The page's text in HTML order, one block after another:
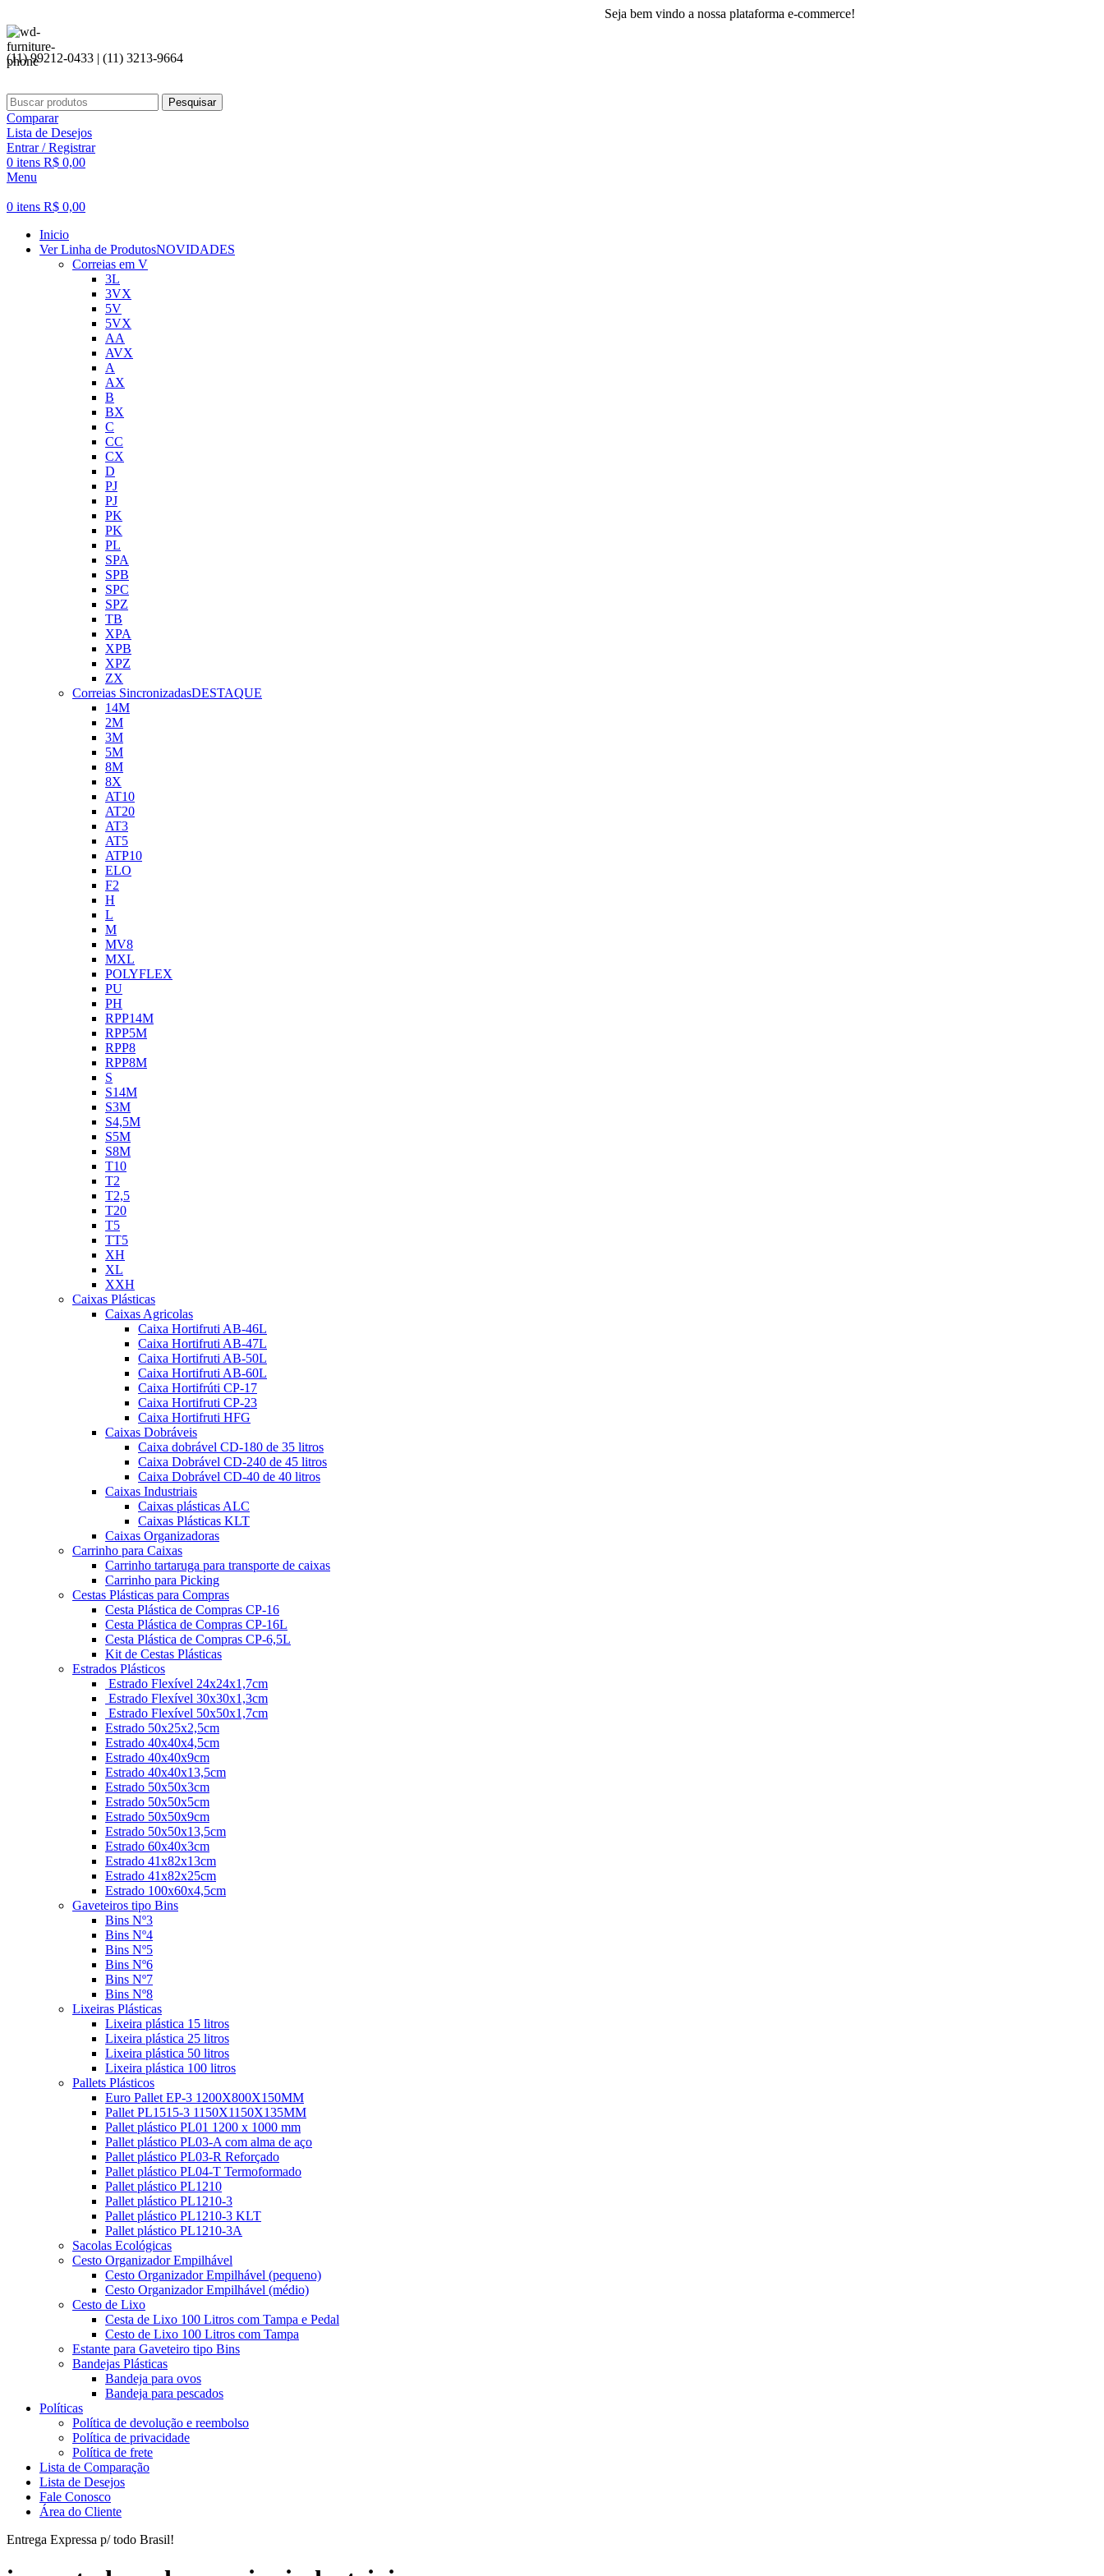
Seja bem vindo a nossa plataforma e-commerce!
(11) 99212-0433 | (11) 3213-9664
Pesquisar
Comparar
Lista de Desejos
Entrar / Registrar
0 itens R$ 0,00
Menu
0 itens R$ 0,00
Inicio
Ver Linha de ProdutosNOVIDADES
Correias em V
3L
3VX
5V
5VX
AA
AVX
A
AX
B
BX
C
CC
CX
D
PJ
PJ
PK
PK
PL
SPA
SPB
SPC
SPZ
TB
XPA
XPB
XPZ
ZX
Correias SincronizadasDESTAQUE
14M
2M
3M
5M
8M
8X
AT10
AT20
AT3
AT5
ATP10
ELO
F2
H
L
M
MV8
MXL
POLYFLEX
PU
PH
RPP14M
RPP5M
RPP8
RPP8M
S
S14M
S3M
S4,5M
S5M
S8M
T10
T2
T2,5
T20
T5
TT5
XH
XL
XXH
Caixas Plásticas
Caixas Agricolas
Caixa Hortifruti AB-46L
Caixa Hortifruti AB-47L
Caixa Hortifruti AB-50L
Caixa Hortifruti AB-60L
Caixa Hortifrúti CP-17
Caixa Hortifruti CP-23
Caixa Hortifruti HFG
Caixas Dobráveis
Caixa dobrável CD-180 de 35 litros
Caixa Dobrável CD-240 de 45 litros
Caixa Dobrável CD-40 de 40 litros
Caixas Industriais
Caixas plásticas ALC
Caixas Plásticas KLT
Caixas Organizadoras
Carrinho para Caixas
Carrinho tartaruga para transporte de caixas
Carrinho para Picking
Cestas Plásticas para Compras
Cesta Plástica de Compras CP-16
Cesta Plástica de Compras CP-16L
Cesta Plástica de Compras CP-6,5L
Kit de Cestas Plásticas
Estrados Plásticos
Estrado Flexível 24x24x1,7cm
Estrado Flexível 30x30x1,3cm
Estrado Flexível 50x50x1,7cm
Estrado 50x25x2,5cm
Estrado 40x40x4,5cm
Estrado 40x40x9cm
Estrado 40x40x13,5cm
Estrado 50x50x3cm
Estrado 50x50x5cm
Estrado 50x50x9cm
Estrado 50x50x13,5cm
Estrado 60x40x3cm
Estrado 41x82x13cm
Estrado 41x82x25cm
Estrado 100x60x4,5cm
Gaveteiros tipo Bins
Bins Nº3
Bins Nº4
Bins Nº5
Bins Nº6
Bins Nº7
Bins Nº8
Lixeiras Plásticas
Lixeira plástica 15 litros
Lixeira plástica 25 litros
Lixeira plástica 50 litros
Lixeira plástica 100 litros
Pallets Plásticos
Euro Pallet EP-3 1200X800X150MM
Pallet PL1515-3 1150X1150X135MM
Pallet plástico PL01 1200 x 1000 mm
Pallet plástico PL03-A com alma de aço
Pallet plástico PL03-R Reforçado
Pallet plástico PL04-T Termoformado
Pallet plástico PL1210
Pallet plástico PL1210-3
Pallet plástico PL1210-3 KLT
Pallet plástico PL1210-3A
Sacolas Ecológicas
Cesto Organizador Empilhável
Cesto Organizador Empilhável (pequeno)
Cesto Organizador Empilhável (médio)
Cesto de Lixo
Cesta de Lixo 100 Litros com Tampa e Pedal
Cesto de Lixo 100 Litros com Tampa
Estante para Gaveteiro tipo Bins
Bandejas Plásticas
Bandeja para ovos
Bandeja para pescados
Políticas
Política de devolução e reembolso
Política de privacidade
Política de frete
Lista de Comparação
Lista de Desejos
Fale Conosco
Área do Cliente
Entrega Expressa p/ todo Brasil!